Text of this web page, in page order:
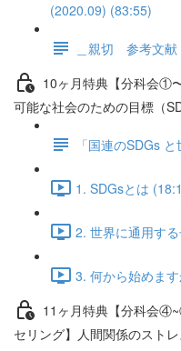
(2020.09) (83:55)
＿親切 参考文献
10ヶ月特典【分科会①
可能な社会のための目標（
「国連のSDGs
1. SDGsとは
2. 世界に通用す
3. 何から始めま
11ヶ月特典【分科会
セリング】人間関係のスト